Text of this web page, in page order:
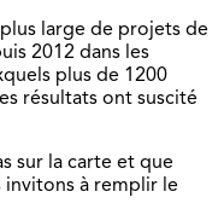
large de projets de
2012 dans les
plus de 1200
résultats ont suscité
sur la carte et que
invitons à remplir le